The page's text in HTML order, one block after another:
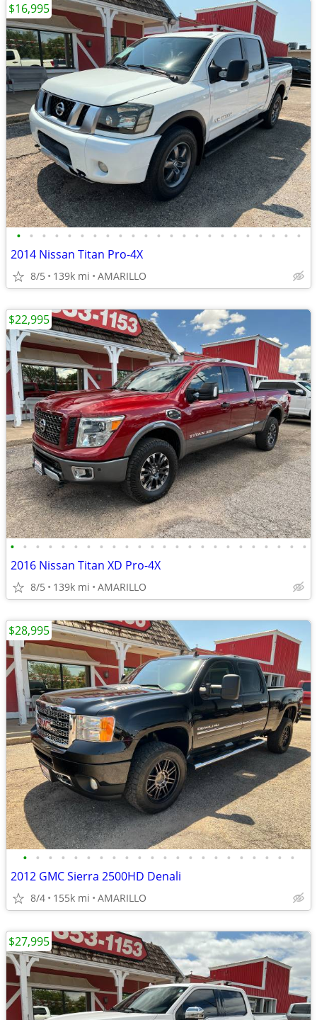
• • • • • • • • • • • • • • • • • • • • • • •
2014 Nissan Titan Pro-4X
8/5 139k mi AMARILLO
$16,995
• • • • • • • • • • • • • • • • • • • • • • • •
2016 Nissan Titan XD Pro-4X
8/5 139k mi AMARILLO
$22,995
• • • • • • • • • • • • • • • • • • • • • •
2012 GMC Sierra 2500HD Denali
8/4 155k mi AMARILLO
$28,995
$27,995